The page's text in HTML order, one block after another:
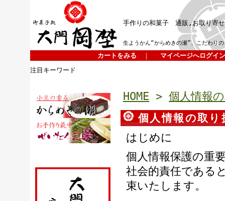
手作りの和菓子 通販,お取り寄
生ようかん“からめきの瀬”、こだわり
カートをみる ｜
マイページへログイン
注目キーワード
HOME > 個人情報
個人情報の取
はじめに
個人情報保護の重
社会的責任である
束いたします。